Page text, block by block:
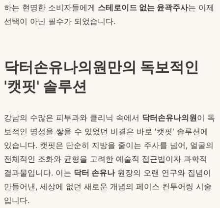
하는 현명한 소비자들에게 스테로이드 없는 윤곽주사는 이제
선택이 아닌 필수가 되었습니다.
닥터손유나의원만의 독보적인
'캣핏' 솔루션
강남의 수많은 피부과와 클리닉 속에서 닥터손유나의원이 독
보적인 명성을 쌓을 수 있었던 비결은 바로 '캣핏' 솔루션에
있습니다. 캣핏은 단순히 지방을 줄이는 주사를 넘어, 얼굴의
전체적인 조화와 균형을 고려한 예술적 접근법이자 과학적
결과물입니다. 이는 닥터 손유나원장의 오랜 연구와 집념이
만들어낸, 세상에 없던 새로운 개념의 페이스 컨투어링 시술
입니다.